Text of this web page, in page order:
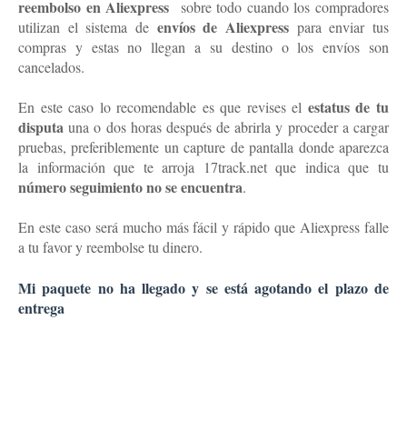
reembolso en Aliexpress
sobre todo cuando los compradores
utilizan el sistema de envíos de Aliexpress para enviar tus
compras y estas no llegan a su destino o los envíos son
cancelados.
En este caso lo recomendable es que revises el estatus de tu
disputa una o dos horas después de abrirla y proceder a cargar
pruebas, preferiblemente un capture de pantalla donde aparezca
la información que te arroja 17track.net que indica que tu
número seguimiento no se encuentra.
En este caso será mucho más fácil y rápido que Aliexpress falle
a tu favor y reembolse tu dinero.
Mi paquete no ha llegado y se está agotando el plazo de
entrega